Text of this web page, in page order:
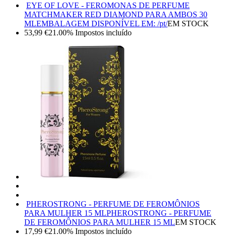
EYE OF LOVE - FEROMONAS DE PERFUME
MATCHMAKER RED DIAMOND PARA AMBOS 30
MLEMBALAGEM DISPONÍVEL EM: /pt/EM STOCK
53,99 €21.00% Impostos incluído
PHEROSTRONG - PERFUME DE FEROMÔNIOS
PARA MULHER 15 MLPHEROSTRONG - PERFUME
DE FEROMÔNIOS PARA MULHER 15 MLEM STOCK
17,99 €21.00% Impostos incluído